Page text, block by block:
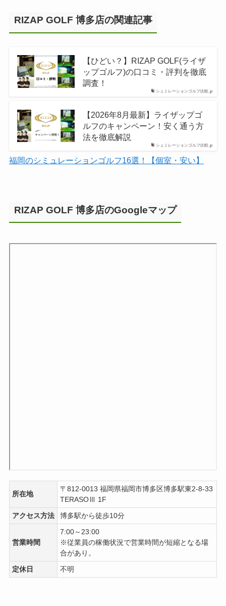
RIZAP GOLF 博多店の関連記事
シュミレーションゴルフ比較.jp
【ひどい？】RIZAP GOLF(ライザ
ップゴルフ)の口コミ・評判を徹底
調査！
シュミレーションゴルフ比較.jp
【2026年8月最新】ライザップゴ
ルフのキャンペーン！安く通う方
法を徹底解説
福岡のシミュレーションゴルフ16選！【個室・安い】
RIZAP GOLF 博多店のGoogleマップ
所在地
〒812-0013 福岡県福岡市博多区博多駅東2-8-33
TERASOⅢ 1F
アクセス方法 博多駅から徒歩10分
営業時間
7:00～23:00
※従業員の稼働状況で営業時間が短縮となる場
合があり。
定休日 不明